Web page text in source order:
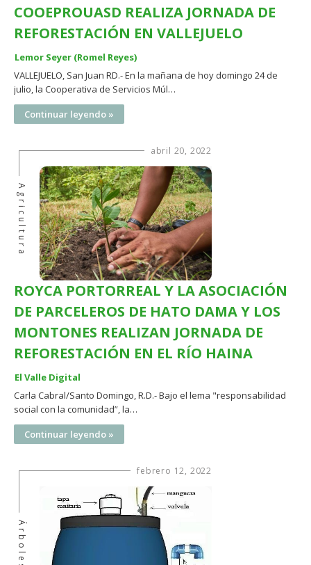
COOEPROUASD REALIZA JORNADA DE
REFORESTACIÓN EN VALLEJUELO
Lemor Seyer (Romel Reyes)
VALLEJUELO, San Juan RD.- En la mañana de hoy domingo 24 de
julio, la Cooperativa de Servicios Múl…
Continuar leyendo »
abril 20, 2022
Agricultura
ROYCA PORTORREAL Y LA ASOCIACIÓN
DE PARCELEROS DE HATO DAMA Y LOS
MONTONES REALIZAN JORNADA DE
REFORESTACIÓN EN EL RÍO HAINA
El Valle Digital
Carla Cabral/Santo Domingo, R.D.- Bajo el lema "responsabilidad
social con la comunidad”, la…
Continuar leyendo »
febrero 12, 2022
Árboles